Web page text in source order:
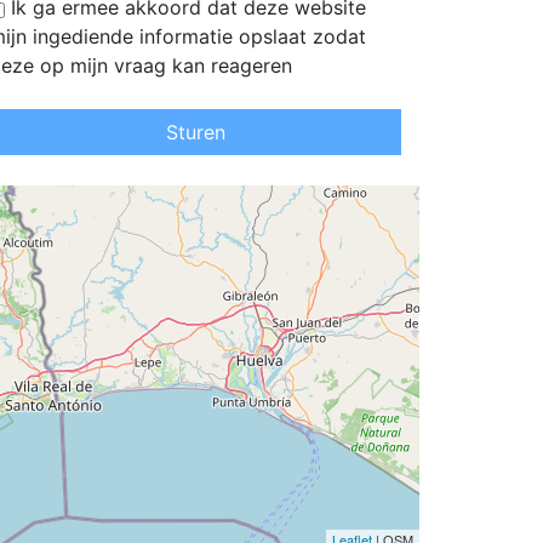
Ik ga ermee akkoord dat deze website
ingediende informatie opslaat zodat
op mijn vraag kan reageren
Sturen